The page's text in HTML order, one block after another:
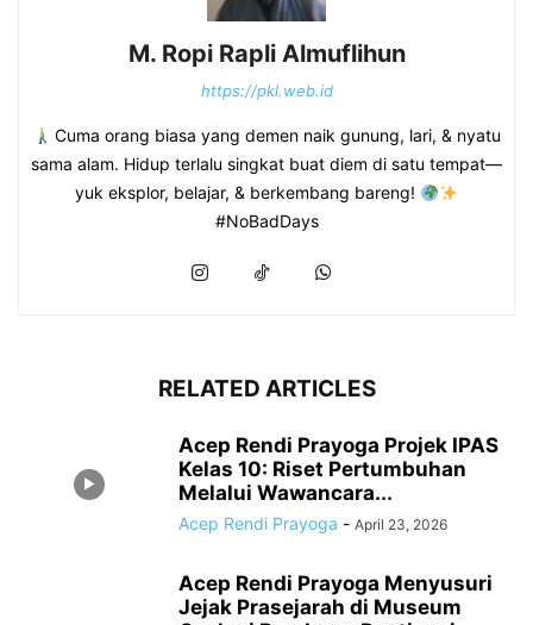
M. Ropi Rapli Almuflihun
https://pkl.web.id
Cuma orang biasa yang demen naik gunung, lari, & nyatu
sama alam. Hidup terlalu singkat buat diem di satu tempat—
yuk eksplor, belajar, & berkembang bareng!
#NoBadDays
RELATED ARTICLES
Acep Rendi Prayoga Projek IPAS
Kelas 10: Riset Pertumbuhan
Melalui Wawancara...
Acep Rendi Prayoga - April 23, 2026
Acep Rendi Prayoga Menyusuri
Jejak Prasejarah di Museum